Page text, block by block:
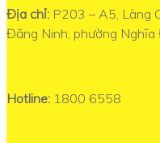
Địa chỉ: P203 – A5, Làng
Đăng Ninh, phường Nghĩa
Hotline: 1800 6558